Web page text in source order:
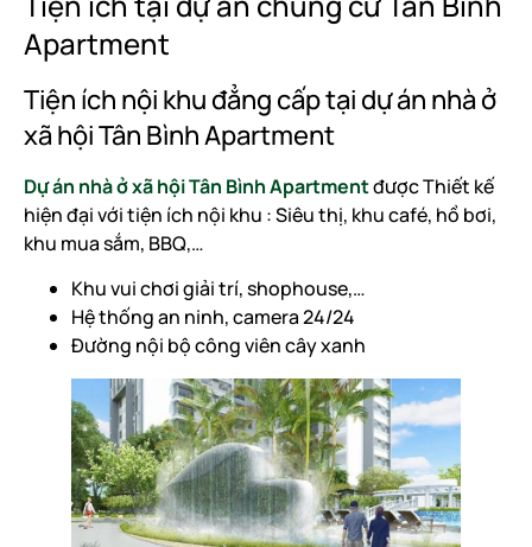
Apartment
Tiện ích nội khu đẳng cấp tại dự án nhà ở
xã hội Tân Bình Apartment
Dự án nhà ở xã hội Tân Bình Apartmentđược Thiết kế
hiện đại với tiện ích nội khu : Siêu thị, khu café, hồ bơi,
khu mua sắm, BBQ,…
Khu vui chơi giải trí, shophouse,…
Hệ thống an ninh, camera 24/24
Đường nội bộ công viên cây xanh